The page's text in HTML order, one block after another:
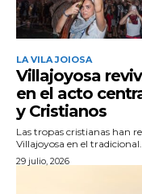
LA VILA JOIOSA
Villajoyosa
en el acto
y Cristianos
Las tropas cristianas han
Villajoyosa en el
29 julio, 2026